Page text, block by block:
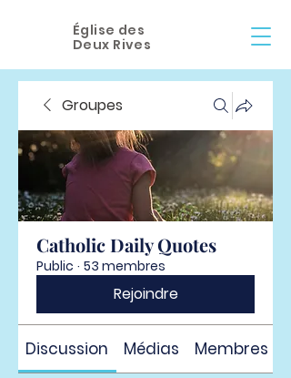
Église des
Deux Rives
Groupes
Catholic Daily Quotes
Public · 53 membres
Rejoindre
Discussion Médias Membres